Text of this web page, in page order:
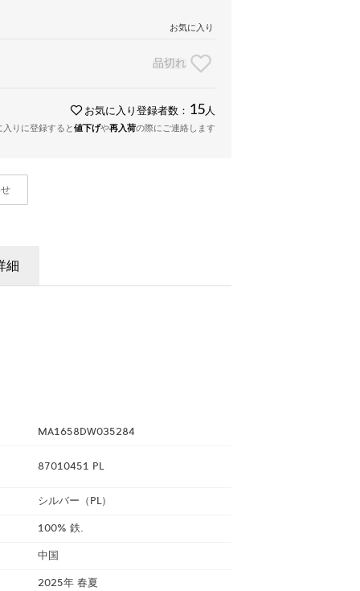
お気に入り
品切れ
お気に入り登録者数： 15 人
入りに登録すると値下げや再入荷の際にご連絡します
細
MA1658DW035284
87010451 PL
シルバー（PL）
100% 鉄.
中国
2025年 春夏